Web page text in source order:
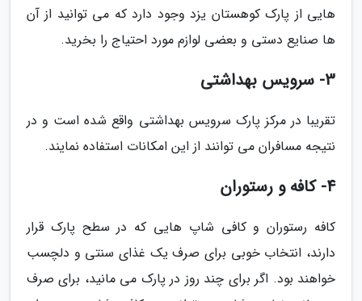
هایی از پارک کوهستان یزد وجود دارد که می توانید از آن
ها صنایع دستی و بعضی لوازم مورد احتیاج را بخرید.
3- سرویس بهداشتی
تقریبا در مرکز پارک سرویس بهداشتی واقع شده است و در
نتیجه مسافران می توانند از این امکانات استفاده نمایند.
4- کافه و رستوران
کافه رستوران و کافی شاپ هایی که در سطح پارک قرار
دارند، انتخاب خوبی برای صرف یک غذای سنتی و دلچسب
خواهند بود. اگر برای چند روز در پارک می مانید، برای صرف